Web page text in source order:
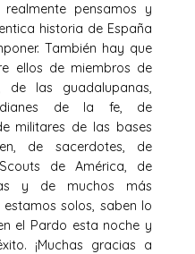
pensamos y
historia de España
También hay que
ellos de miembros de
de las guadalupanas,
de la fe, de
militares de las bases
de sacerdotes, de
de América, de
y de muchos más
solos, saben lo
el Pardo esta noche y
¡Muchas gracias a